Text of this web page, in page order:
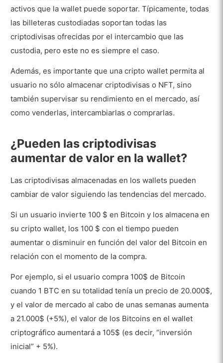
activos que la wallet puede soportar. Típicamente, todas
las billeteras custodiadas soportan todas las
criptodivisas ofrecidas por el intercambio que las
custodia, pero este no es siempre el caso.
Además, es importante que una cripto wallet permita al
usuario no sólo almacenar criptodivisas o NFT, sino
también supervisar su rendimiento en el mercado, así
como venderlas, intercambiarlas o comprarlas.
¿Pueden las criptodivisas
aumentar de valor en la wallet?
Las criptodivisas almacenadas en los wallets pueden
cambiar de valor siguiendo las tendencias del mercado.
Si un usuario invierte 100 $ en Bitcoin y los almacena en
su cripto wallet, los 100 $ con el tiempo pueden
aumentar o disminuir en función del valor del Bitcoin en
relación con el momento de la compra.
Por ejemplo, si el usuario compra 100$ de Bitcoin
cuando 1 BTC en su totalidad tenía un precio de 20.000$,
y el valor de mercado al cabo de unas semanas aumenta
a 21.000$ (+5%), el valor de los Bitcoins en el wallet
criptográfico aumentará a 105$ (es decir, “inversión
inicial” + 5%).